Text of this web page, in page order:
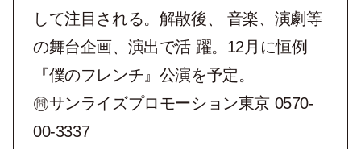
して注目される。解散後、 音楽、演劇等
の舞台企画、演出で活 躍。12月に恒例
『僕のフレンチ』公演を予定。
㉄サンライズプロモーション東京 0570-
00-3337